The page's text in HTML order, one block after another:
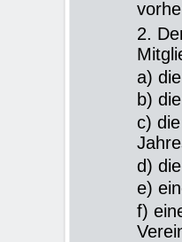
2.
a)
b)
c)
d)
e)
f)